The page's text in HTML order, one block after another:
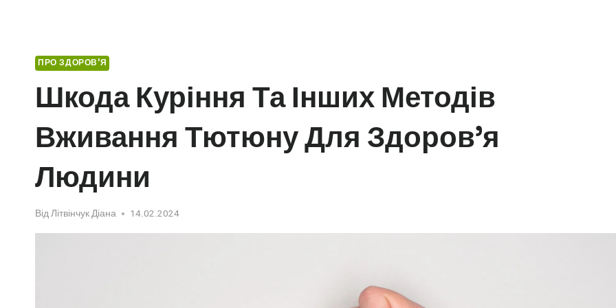
ПРО ЗДОРОВ'Я
Шкода Куріння Та Інших Методів
Вживання Тютюну Для Здоров’я
Людини
ВідЛітвінчук Діана 14.02.2024